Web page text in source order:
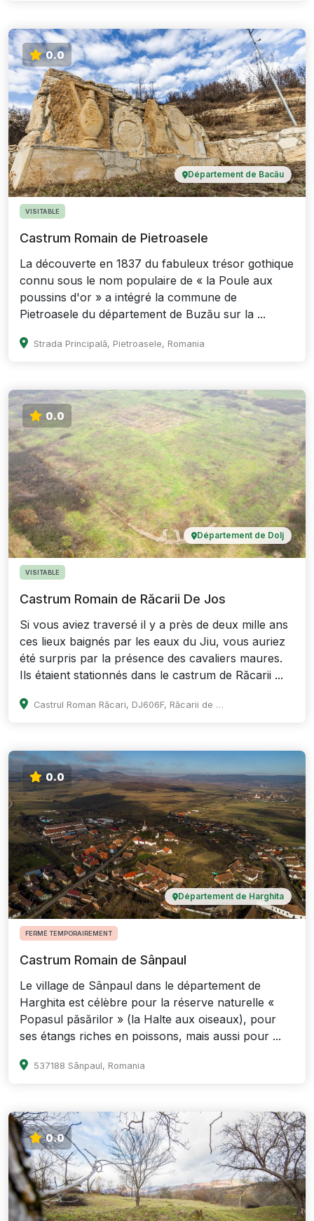
0.0
Département de Bacău
VISITABLE
Castrum Romain de Pietroasele
La découverte en 1837 du fabuleux trésor gothique
connu sous le nom populaire de « la Poule aux
poussins d'or » a intégré la commune de
Pietroasele du département de Buzău sur la ...
Strada Principală, Pietroasele, Romania
0.0
Département de Dolj
VISITABLE
Castrum Romain de Răcarii De Jos
Si vous aviez traversé il y a près de deux mille ans
ces lieux baignés par les eaux du Jiu, vous auriez
été surpris par la présence des cavaliers maures.
Ils étaient stationnés dans le castrum de Răcarii ...
Castrul Roman Răcari, DJ606F, Răcarii de Jos 207109, Romania
0.0
Département de Harghita
FERMÉ TEMPORAIREMENT
Castrum Romain de Sânpaul
Le village de Sânpaul dans le département de
Harghita est célèbre pour la réserve naturelle «
Popasul păsărilor » (la Halte aux oiseaux), pour
ses étangs riches en poissons, mais aussi pour ...
537188 Sânpaul, Romania
0.0